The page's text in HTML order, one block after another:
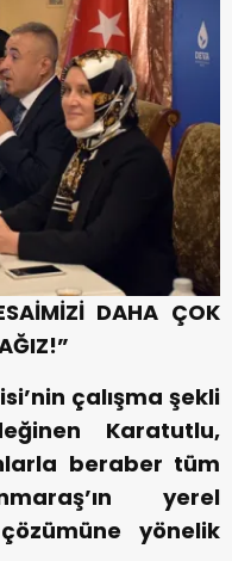
DAHA ÇOK
çalışma şekli
Karatutlu,
beraber tüm
yerel
yönelik